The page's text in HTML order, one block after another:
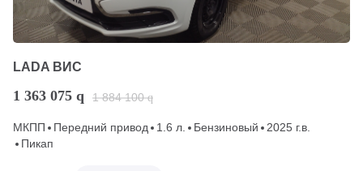
LADA ВИС
1 363 075 q 1 884 100 q
МКПП Передний привод 1.6 л. Бензиновый
2025 г.в.
Пикап